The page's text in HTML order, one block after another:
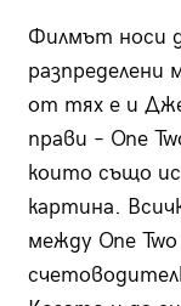
Филмът носи
от тях е и
прави – One
които също
картина.
между One